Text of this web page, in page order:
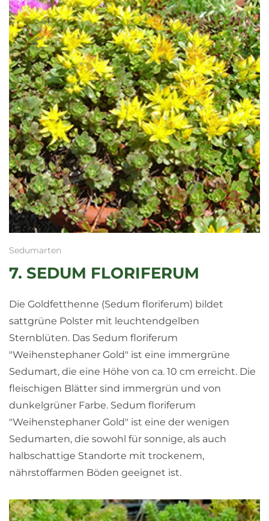
Sedumarten
7. SEDUM FLORIFERUM
Die Goldfetthenne (Sedum floriferum) bildet
sattgrüne Polster mit leuchtendgelben
Sternblüten. Das Sedum floriferum
"Weihenstephaner Gold" ist eine immergrüne
Sedumart, die eine Höhe von ca. 10 cm erreicht. Die
fleischigen Blätter sind immergrün und von
dunkelgrüner Farbe. Sedum floriferum
"Weihenstephaner Gold" ist eine der wenigen
Sedumarten, die sowohl für sonnige, als auch
halbschattige Standorte mit trockenem,
nährstoffarmen Böden geeignet ist.